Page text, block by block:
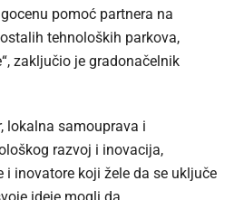
pomoć partnera na
tehnoloških parkova,
zaključio je gradonačelnik
lokalna samouprava i
razvoj i inovacija,
i inovatore koji žele da se uključe
ideje mogli da